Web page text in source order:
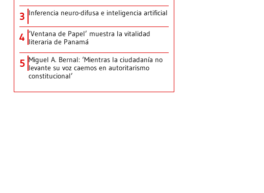
3 Inferencia neuro-difusa e inteligencia artificial
4 ‘Ventana de Papel’ muestra la vitalidad
literaria de Panamá
5 Miguel A. Bernal: ‘Mientras la ciudadanía no
levante su voz caemos en autoritarismo
constitucional’